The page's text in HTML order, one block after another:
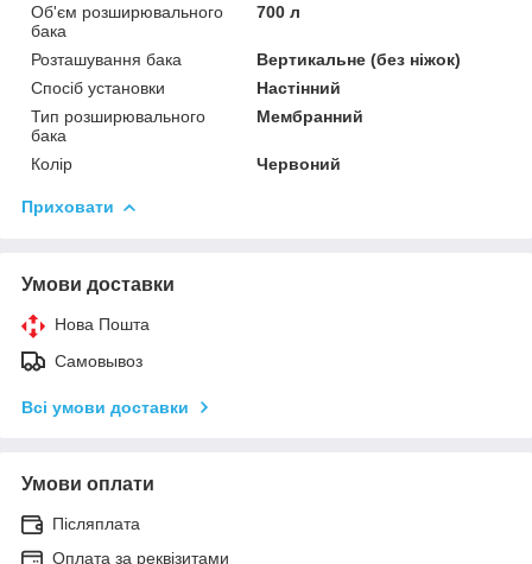
Об'єм розширювального
бака
700 л
Розташування бака
Вертикальне (без ніжок)
Спосіб установки
Настінний
Тип розширювального
бака
Мембранний
Колір Червоний
Приховати
Умови доставки
Нова Пошта
Самовывоз
Всі умови доставки
Умови оплати
Післяплата
Оплата за реквізитами